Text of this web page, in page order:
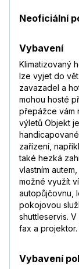
Neoficiální
Vybavení
Klimatizovaný
lze vyjet do
zavazadel a
mohou hosté
přepážce vám
výletů Objekt
zařízení,
také hezká
vlastním
možné využít
autopůjčovnu,
pokojovou
shuttleservis.
fax a projektor.
Vybavení